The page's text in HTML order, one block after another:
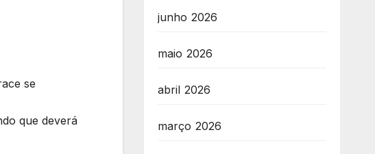
se
que deverá
junho 2026
maio 2026
abril 2026
março 2026